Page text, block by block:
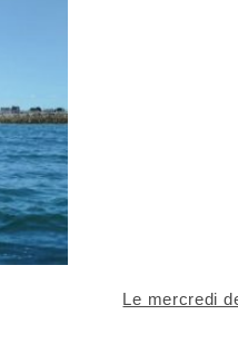
Le mercredi